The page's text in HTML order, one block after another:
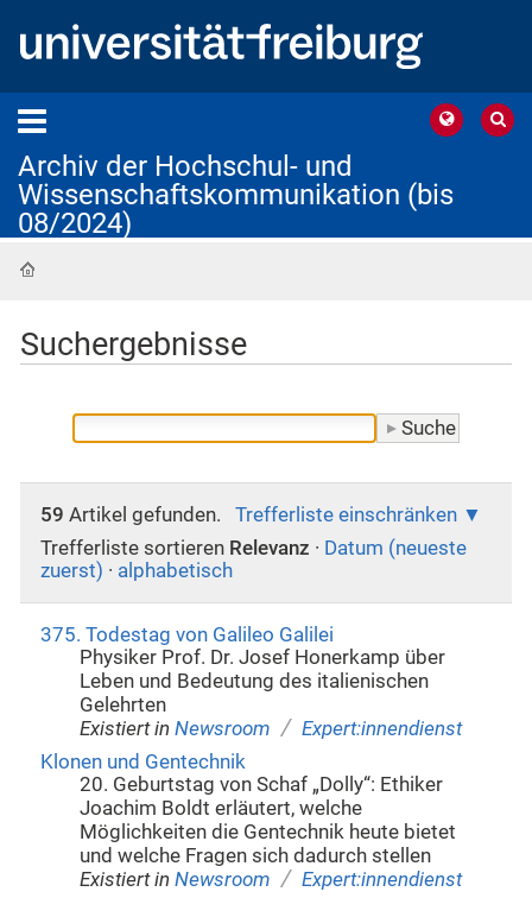
Archiv der Hochschul- und
Wissenschaftskommunikation (bis
08/2024)
Suchergebnisse
59 Artikel gefunden.
Trefferliste einschränken
Trefferliste sortieren Relevanz · Datum (neueste
zuerst) · alphabetisch
375. Todestag von Galileo Galilei
Physiker Prof. Dr. Josef Honerkamp über
Leben und Bedeutung des italienischen
Gelehrten
Existiert in Newsroom / Expert:innendienst
Klonen und Gentechnik
20. Geburtstag von Schaf „Dolly“: Ethiker
Joachim Boldt erläutert, welche
Möglichkeiten die Gentechnik heute bietet
und welche Fragen sich dadurch stellen
Existiert in Newsroom / Expert:innendienst